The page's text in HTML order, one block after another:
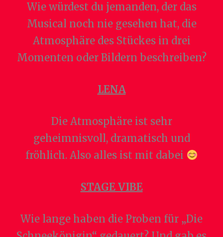
Wie würdest du jemanden, der das
Musical noch nie gesehen hat, die
Atmosphäre des Stückes in drei
Momenten oder Bildern beschreiben?
LENA
Die Atmosphäre ist sehr
geheimnisvoll, dramatisch und
fröhlich. Also alles ist mit dabei
STAGE VIBE
Wie lange haben die Proben für „Die